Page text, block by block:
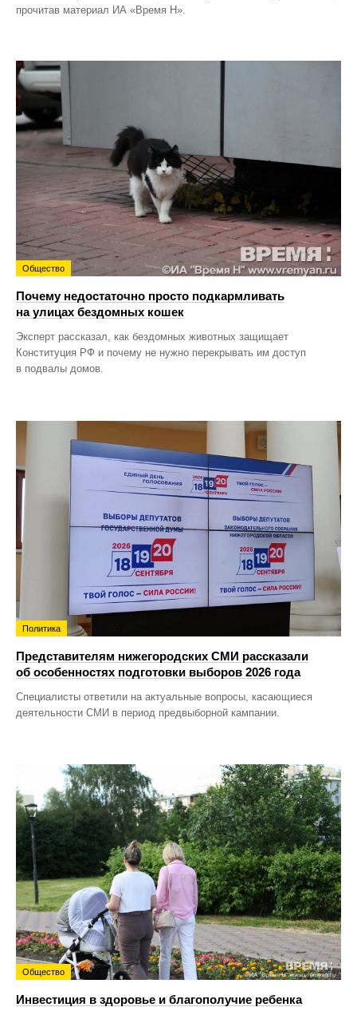
прочитав материал ИА «Время Н».
Общество
Почему недостаточно просто подкармливать
на улицах бездомных кошек
Эксперт рассказал, как бездомных животных защищает
Конституция РФ и почему не нужно перекрывать им доступ
в подвалы домов.
Политика
Представителям нижегородских СМИ рассказали
об особенностях подготовки выборов 2026 года
Специалисты ответили на актуальные вопросы, касающиеся
деятельности СМИ в период предвыборной кампании.
Общество
Инвестиция в здоровье и благополучие ребенка